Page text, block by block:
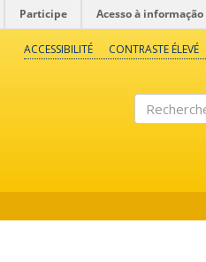
Participe Acesso à informação
ACCESSIBILITÉ CONTRASTE ÉLEVÉ